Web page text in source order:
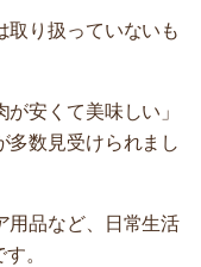
取り扱っていないも
安くて美味しい」
多数見受けられまし
用品など、日常生活
。